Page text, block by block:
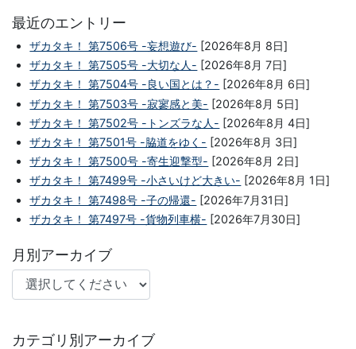
最近のエントリー
ザカタキ！ 第7506号 -妄想遊び- [2026年8月 8日]
ザカタキ！ 第7505号 -大切な人- [2026年8月 7日]
ザカタキ！ 第7504号 -良い国とは？- [2026年8月 6日]
ザカタキ！ 第7503号 -寂寥感と美- [2026年8月 5日]
ザカタキ！ 第7502号 -トンズラな人- [2026年8月 4日]
ザカタキ！ 第7501号 -脇道をゆく- [2026年8月 3日]
ザカタキ！ 第7500号 -寄生迎撃型- [2026年8月 2日]
ザカタキ！ 第7499号 -小さいけど大きい- [2026年8月 1日]
ザカタキ！ 第7498号 -子の帰還- [2026年7月31日]
ザカタキ！ 第7497号 -貨物列車横- [2026年7月30日]
月別アーカイブ
カテゴリ別アーカイブ